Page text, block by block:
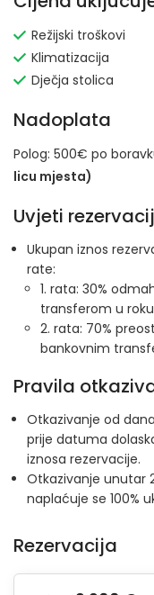
Režijski troškovi
Klimatizacija
Dječja stolica
Nadoplata
Polog: 500€
licu mjesta)
Uvjeti
Ukupan iznos
rate:
1. rata: 30%
transferom u
2. rata: 70%
bankovnim
Pravila
Otkazivanje od
prije datuma
iznosa rezervacije.
Otkazivanje unutar
naplaćuje se 100%
Rezervacija